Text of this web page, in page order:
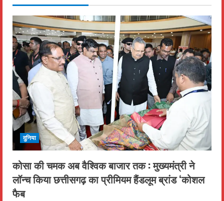
दुनिया
कोसा की चमक अब वैश्विक बाजार तक : मुख्यमंत्री ने
लॉन्च किया छत्तीसगढ़ का प्रीमियम हैंडलूम ब्रांड ‘कोशल
फैब